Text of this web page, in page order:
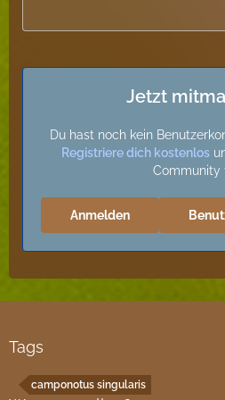
Jetzt
Du hast noch kein
Registriere dich kostenlos
Community
Anmelden
Tags
camponotus singularis